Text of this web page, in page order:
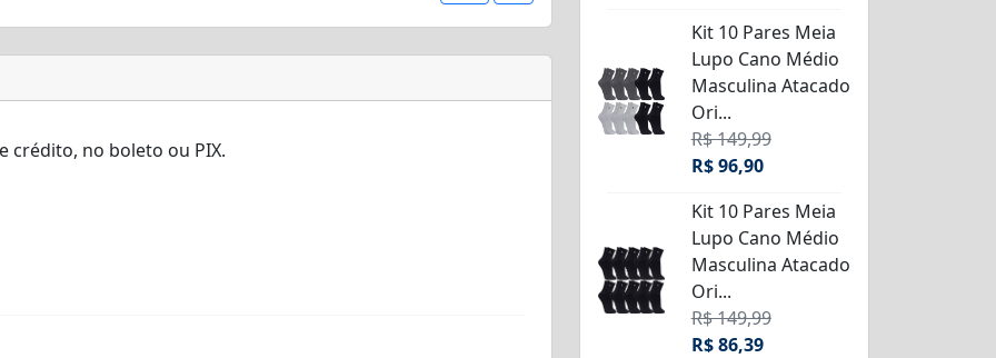
crédito, no boleto ou PIX.
Kit 10 Pares Meia
Lupo Cano Médio
Masculina Atacado
Ori...
R$ 149,99
R$ 96,90
Kit 10 Pares Meia
Lupo Cano Médio
Masculina Atacado
Ori...
R$ 149,99
R$ 86,39